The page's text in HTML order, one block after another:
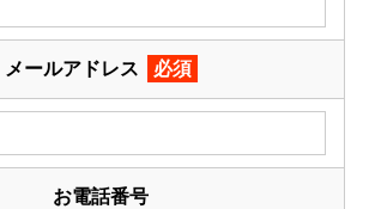
メールアドレス 必須
お電話番号